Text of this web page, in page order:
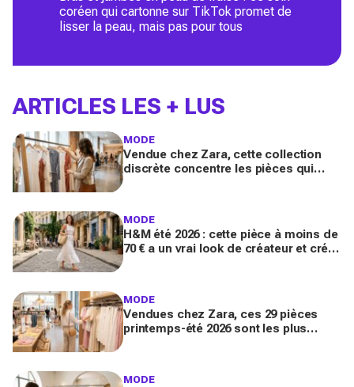
coréen qui cartonne sur TikTok promet de
lisser la peau, mais pas pour tous
ARTICLES LES + LUS
MODE
Vendue chez Zara, cette collection
discrète concentre les pièces qui
MODE
H&M été 2026 : cette pièce à moins de
70 € a un vrai look de créateur et crée
MODE
Vendues chez Zara, ces 29 pièces
printemps-été 2026 sont les plus
MODE